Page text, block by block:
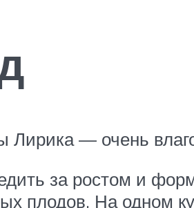
— очень
за ростом и
плодов. На одном